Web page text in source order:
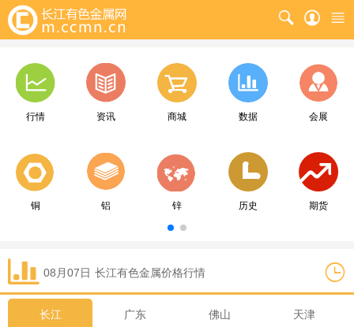
行情 资讯 商城 数据 会展
铜 铝 锌 历史 期货
08月07日 长江有色金属价格行情
长江 广东 佛山 天津